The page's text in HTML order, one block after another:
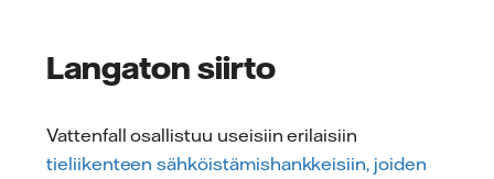
Langaton siirto
Vattenfall osallistuu useisiin erilaisiin
tieliikenteen sähköistämishankkeisiin, joiden